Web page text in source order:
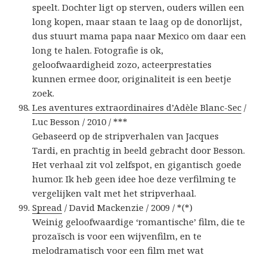
speelt. Dochter ligt op sterven, ouders willen een
long kopen, maar staan te laag op de donorlijst,
dus stuurt mama papa naar Mexico om daar een
long te halen. Fotografie is ok,
geloofwaardigheid zozo, acteerprestaties
kunnen ermee door, originaliteit is een beetje
zoek.
Les aventures extraordinaires d’Adèle Blanc-Sec /
Luc Besson / 2010 / ***
Gebaseerd op de stripverhalen van Jacques
Tardi, en prachtig in beeld gebracht door Besson.
Het verhaal zit vol zelfspot, en gigantisch goede
humor. Ik heb geen idee hoe deze verfilming te
vergelijken valt met het stripverhaal.
Spread / David Mackenzie / 2009 / *(*)
Weinig geloofwaardige ‘romantische’ film, die te
prozaïsch is voor een wijvenfilm, en te
melodramatisch voor een film met wat